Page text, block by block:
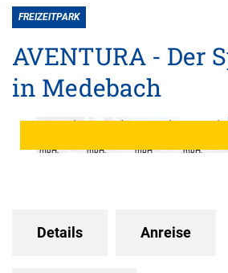
FREIZEITPARK
AVENTURA - Der
in Medebach
© Touristik-
mbH,
© Touristik-
mbH,
© Touristik-
mbH
© Touristik-
mbH,
Details Anreise